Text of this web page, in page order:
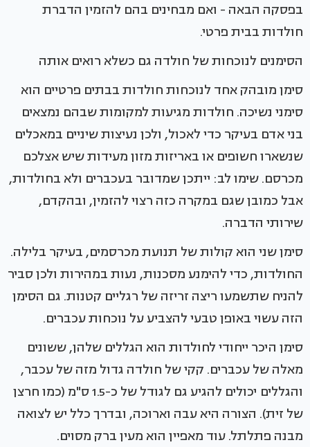
בפסקה הבאה - ואם מבחינים בהם להזמין הדברת
חולדות בבית פרטי.
הסימנים לנוכחות של חולדה גם כשלא רואים אותה
סימן מובהק אחד לנוכחות חולדות בבתים פרטיים הוא
סימני נשיכה. חולדות מגיעות למקומות שבהם נמצאים
בני אדם בעיקר כדי לאכול, ולכן נעיצות שיניים במאכלים
שנשארו חשופים או באריזות מזון מעידות שיש אצלכם
מכרסם. שימו לב: ייתכן שמדובר בעכברים ולא בחולדות,
אבל כמובן שגם במקרה כזה רצוי להזמין, ובהקדם,
שירותי הדברה.
סימן שני הוא קולות של תנועת מכרסמים, בעיקר בלילה.
החולדות, כדי להימנע מסכנות, נעות במהירות ולכן סביר
להניח שתשמעו ריצה זריזה של רגליים קטנות. גם הסימן
הזה עשוי באופן טבעי להצביע על נוכחות עכברים.
סימן היכר ייחודי לחולדות הוא הגללים שלהן, ששונים
מאלה של עכברים. קקי של חולדה גדול מזה של עכבר,
והגללים יכולים להגיע גם לגודל של כ-1.5 ס"מ (כמו חרצן
של זית). הצורה היא עבה וארוכה, ובדרך כלל יש לצואה
מבנה פתלתל. עוד מאפיין הוא מעין ברק מסוים.